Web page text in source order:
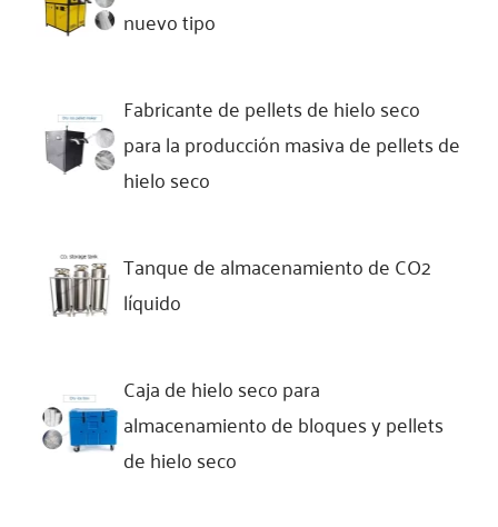
nuevo tipo
Fabricante de pellets de hielo seco
para la producción masiva de pellets de
hielo seco
Tanque de almacenamiento de CO2
líquido
Caja de hielo seco para
almacenamiento de bloques y pellets
de hielo seco